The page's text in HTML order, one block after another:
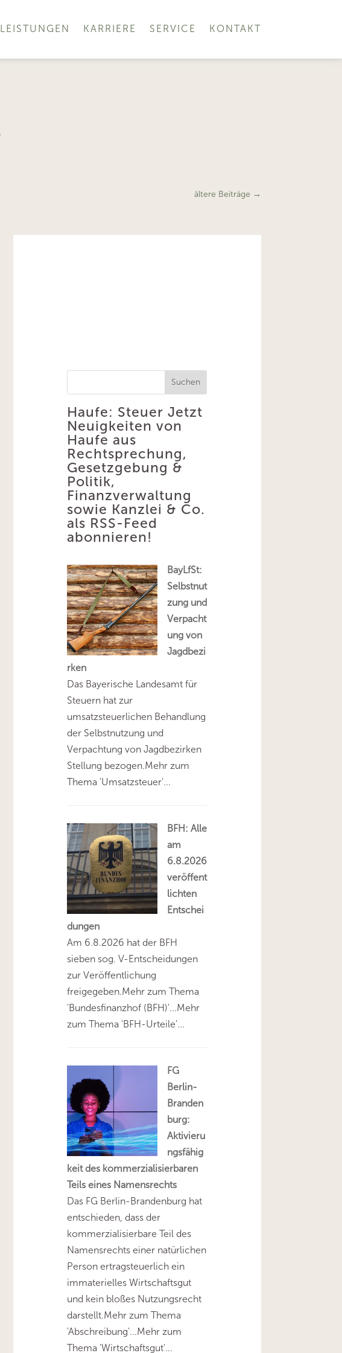
LEISTUNGEN KARRIERE SERVICE KONTAKT
ältere Beiträge →
Suchen
Haufe: Steuer Jetzt
Neuigkeiten von
Haufe aus
Rechtsprechung,
Gesetzgebung &
Politik,
Finanzverwaltung
sowie Kanzlei & Co.
als RSS-Feed
abonnieren!
BayLfSt:
Selbstnut
zung und
Verpacht
ung von
Jagdbezi
rken
Das Bayerische Landesamt für
Steuern hat zur
umsatzsteuerlichen Behandlung
der Selbstnutzung und
Verpachtung von Jagdbezirken
Stellung bezogen.Mehr zum
Thema 'Umsatzsteuer'...
BFH: Alle
am
6.8.2026
veröffent
lichten
Entschei
dungen
Am 6.8.2026 hat der BFH
sieben sog. V-Entscheidungen
zur Veröffentlichung
freigegeben.Mehr zum Thema
'Bundesfinanzhof (BFH)'...Mehr
zum Thema 'BFH-Urteile'...
FG
Berlin-
Branden
burg:
Aktivieru
ngsfähig
keit des kommerzialisierbaren
Teils eines Namensrechts
Das FG Berlin-Brandenburg hat
entschieden, dass der
kommerzialisierbare Teil des
Namensrechts einer natürlichen
Person ertragsteuerlich ein
immaterielles Wirtschaftsgut
und kein bloßes Nutzungsrecht
darstellt.Mehr zum Thema
'Abschreibung'...Mehr zum
Thema 'Wirtschaftsgut'...